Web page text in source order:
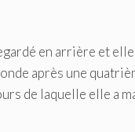
en arrière et
après une
de laquelle elle a